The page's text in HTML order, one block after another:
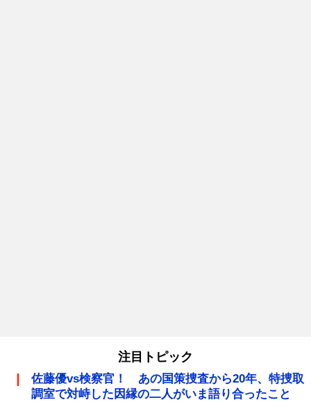
注目トピック
佐藤優vs検察官！ あの国策捜査から20年、特捜取
調室で対峙した因縁の二人がいま語り合ったこと